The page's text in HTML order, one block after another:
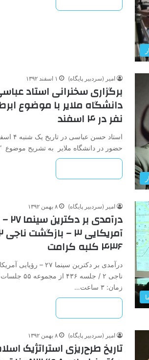
امیر (سردبیر پایگاه) ۱ اسفند ۱۳۹۲
برگزاری سخنرانی استاد
نفر در ۴ اسفند
حضور در دانشگاه ملایر به تشریح موضوع
امیر (سردبیر پایگاه) ۸ بهمن ۱۳۹۲
۴۳۶ کلبه کرامت
‌ناجی‌ ۲ / جلسه
زمان: ۳ ساعت…
امیر (سردبیر پایگاه) ۸ بهمن ۱۳۹۲